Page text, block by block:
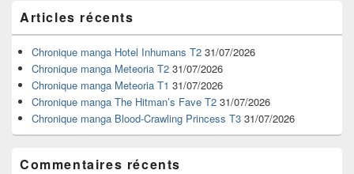
principale
de
widget
pour
barre
latérale
Articles récents
Chronique manga Hotel Inhumans T2 31/07/2026
Chronique manga Meteoria T2 31/07/2026
Chronique manga Meteoria T1 31/07/2026
Chronique manga The Hitman’s Fave T2 31/07/2026
Chronique manga Blood-Crawling Princess T3 31/07/2026
Commentaires récents